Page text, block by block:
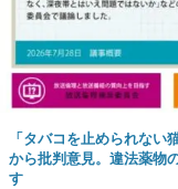
「タバコを止められな
から批判意見。違法薬物
す